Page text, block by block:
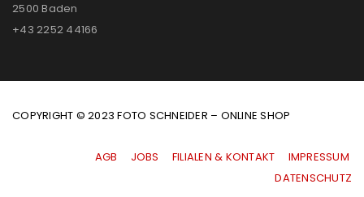
2500 Baden
+43 2252 44166
COPYRIGHT © 2023 FOTO SCHNEIDER – ONLINE SHOP
AGB JOBS FILIALEN & KONTAKT
IMPRESSUM
|DATENSCHUTZ